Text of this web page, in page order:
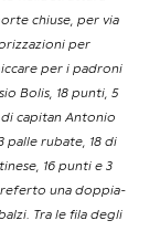
chiuse, per via
per
per i padroni
Bolis, 18 punti, 5
di capitan Antonio
palle rubate, 18 di
16 punti e 3
referto una doppia-
Tra le fila degli